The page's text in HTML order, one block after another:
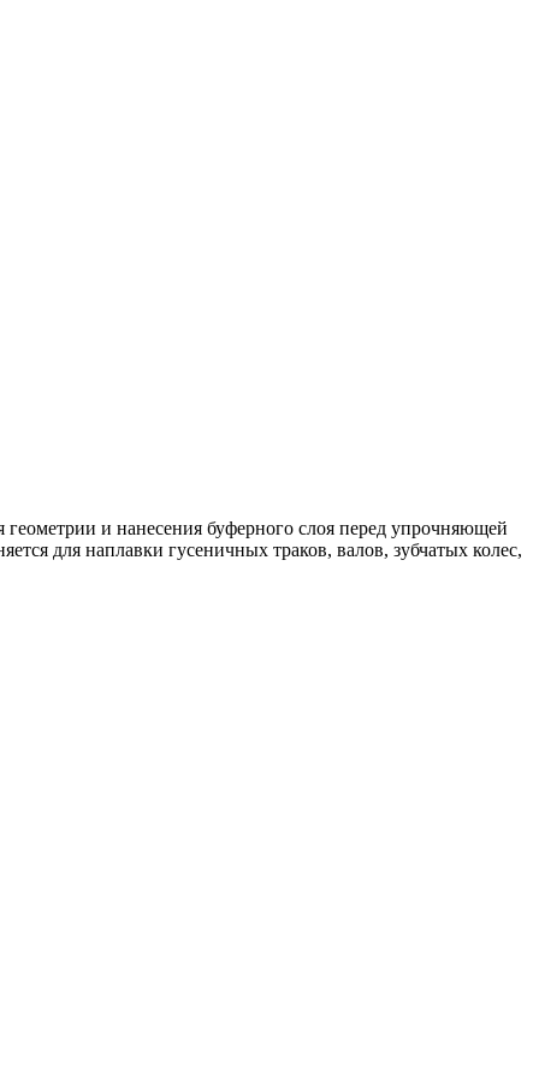
и нанесения буферного слоя перед упрочняющей
для наплавки гусеничных траков, валов, зубчатых колес,